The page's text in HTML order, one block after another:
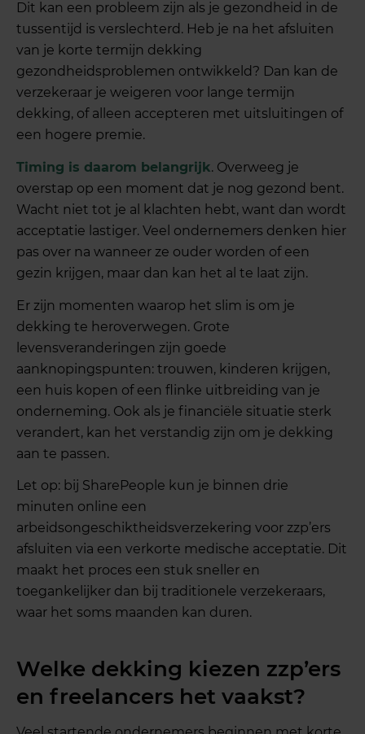
Dit kan een probleem zijn als je gezondheid in de
tussentijd is verslechterd. Heb je na het afsluiten
van je korte termijn dekking
gezondheidsproblemen ontwikkeld? Dan kan de
verzekeraar je weigeren voor lange termijn
dekking, of alleen accepteren met uitsluitingen of
een hogere premie.
Timing is daarom belangrijk. Overweeg je
overstap op een moment dat je nog gezond bent.
Wacht niet tot je al klachten hebt, want dan wordt
acceptatie lastiger. Veel ondernemers denken hier
pas over na wanneer ze ouder worden of een
gezin krijgen, maar dan kan het al te laat zijn.
Er zijn momenten waarop het slim is om je
dekking te heroverwegen. Grote
levensveranderingen zijn goede
aanknopingspunten: trouwen, kinderen krijgen,
een huis kopen of een flinke uitbreiding van je
onderneming. Ook als je financiële situatie sterk
verandert, kan het verstandig zijn om je dekking
aan te passen.
Let op: bij SharePeople kun je binnen drie
minuten online een
arbeidsongeschiktheidsverzekering voor zzp’ers
afsluiten via een verkorte medische acceptatie. Dit
maakt het proces een stuk sneller en
toegankelijker dan bij traditionele verzekeraars,
waar het soms maanden kan duren.
Welke dekking kiezen zzp’ers
en freelancers het vaakst?